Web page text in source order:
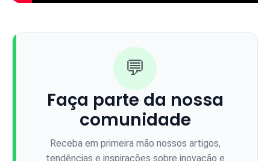
💬
Faça parte da nossa
comunidade
Receba em primeira mão nossos artigos,
tendências e inspirações sobre inovação e